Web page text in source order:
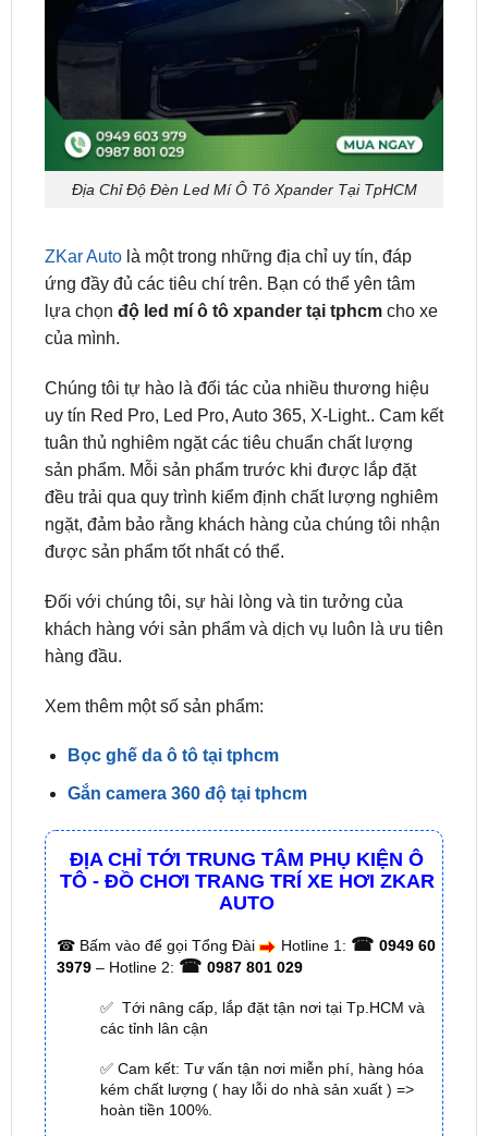
Địa Chỉ Độ Đèn Led Mí Ô Tô Xpander Tại TpHCM
ZKar Auto là một trong những địa chỉ uy tín, đáp
lựa chọnđộ led mí ô tô xpander tại tphcm cho xe
của mình.
Chúng tôi tự hào là đối tác của nhiều thương hiệu
tuân thủ nghiêm ngặt các tiêu chuẩn chất lượng
sản phẩm. Mỗi sản phẩm trước khi được lắp đặt
đều trải qua quy trình kiểm định chất lượng nghiêm
ngặt, đảm bảo rằng khách hàng của chúng tôi nhận
được sản phẩm tốt nhất có thể.
Đối với chúng tôi, sự hài lòng và tin tưởng của
hàng đầu.
Xem thêm một số sản phẩm:
Bọc ghế da ô tô tại tphcm
ĐỊA CHỈ TỚI TRUNG TÂM PHỤ KIỆN Ô
☎Bấm vào để gọi Tổng Đài Hotline 1:☎ 0949 60
0987 801 029
✅ Tới nâng cấp, lắp đặt tận nơi tại Tp.HCM và
các tỉnh lân cận
✅ Cam kết: Tư vấn tận nơi miễn phí, hàng hóa
kém chất lượng ( hay lỗi do nhà sản xuất ) =>
✅ Thời gian làm việc kỹ thuật gắn tại nhà từ:8h
– 18h (Cả T7 Và Chủ Nhật)